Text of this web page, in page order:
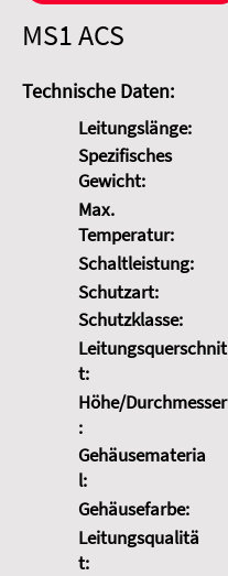
MS1 ACS
Technische Daten:
Leitungslänge:
Spezifisches
Gewicht:
Max.
Temperatur:
Schaltleistung:
Schutzart:
Schutzklasse:
Leitungsquerschnit
t:
Höhe/Durchmesser
:
Gehäusemateria
l:
Gehäusefarbe:
Leitungsqualitä
t: